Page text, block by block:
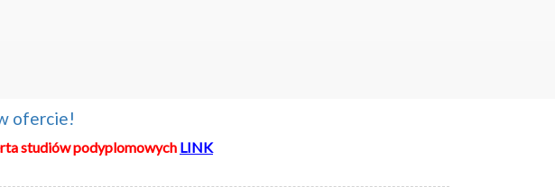
ofercie!
studiów podyplomowych LINK